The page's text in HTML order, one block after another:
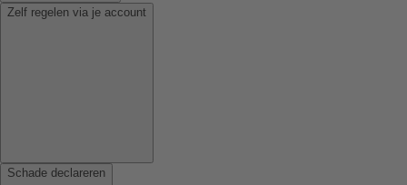
Zelf regelen via je account
Schade declareren